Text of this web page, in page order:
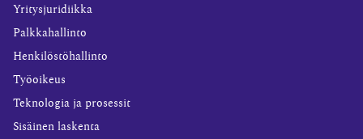
Yritysjuridiikka
Palkkahallinto
Henkilöstöhallinto
Työoikeus
Teknologia ja prosessit
Sisäinen laskenta